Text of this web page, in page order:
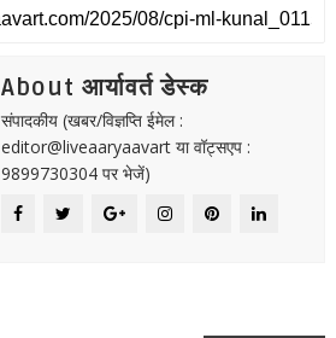
About आर्यावर्त डेस्क
संपादकीय (खबर/विज्ञप्ति ईमेल :
editor@liveaaryaavart या वॉट्सएप :
9899730304 पर भेजें)